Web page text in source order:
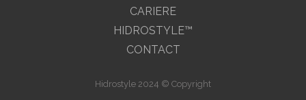
CARIERE
HIDROSTYLE™
CONTACT
Hidrostyle 2024 © Copyright